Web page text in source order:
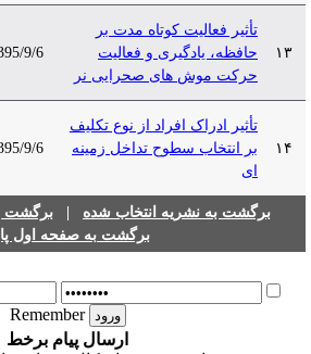
۱۳
تأثیر فعالیت کوتاه مدت بر
حافظه، یادگیری و فعالیت
حرکت موش های صحرایی نر
1395/9/6
۱۴
تأثیر ادراک افراد از نوع تکلیف
بر انتخاب سطوح تداخل زمینه
1395/9/6
برگشت به نشریه انتخاب شده| برگشت
برگشت به صفحه اول
Remember
ارسال پیام برخط